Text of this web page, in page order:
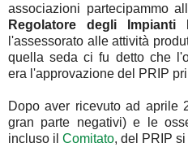
associazioni partecipammo
Regolatore degli Impianti
l'assessorato alle attività
quella seda ci fu detto che
era l'approvazione del PRIP
Dopo aver ricevuto ad aprile
gran parte negativi) e le
incluso il Comitato, del PRIP